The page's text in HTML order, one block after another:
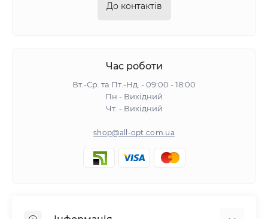
До контактів
Час роботи
Вт.-Ср. та Пт.-Нд. - 09:00 - 18:00
Пн - Вихідний
Чт. - Вихідний
shop@all-opt.com.ua